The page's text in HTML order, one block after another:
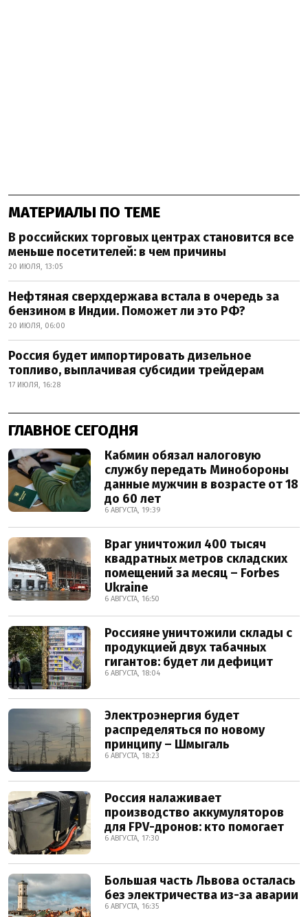
МАТЕРИАЛЫ ПО ТЕМЕ
В российских торговых центрах становится все
меньше посетителей: в чем причины
20 ИЮЛЯ, 13:05
Нефтяная сверхдержава встала в очередь за
бензином в Индии. Поможет ли это РФ?
20 ИЮЛЯ, 06:00
Россия будет импортировать дизельное
топливо, выплачивая субсидии трейдерам
17 ИЮЛЯ, 16:28
ГЛАВНОЕ СЕГОДНЯ
Кабмин обязал налоговую
службу передать Минобороны
данные мужчин в возрасте от 18
до 60 лет
6 АВГУСТА, 19:39
Враг уничтожил 400 тысяч
квадратных метров складских
помещений за месяц – Forbes
Ukraine
6 АВГУСТА, 16:50
Россияне уничтожили склады с
продукцией двух табачных
гигантов: будет ли дефицит
6 АВГУСТА, 18:04
Электроэнергия будет
распределяться по новому
принципу – Шмыгаль
6 АВГУСТА, 18:23
Россия налаживает
производство аккумуляторов
для FPV-дронов: кто помогает
6 АВГУСТА, 17:30
Большая часть Львова осталась
без электричества из-за аварии
6 АВГУСТА, 16:35